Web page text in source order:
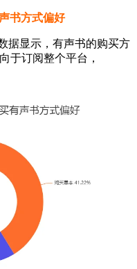
书方式偏好
据显示，有声书的购买方
于订阅整个平台，